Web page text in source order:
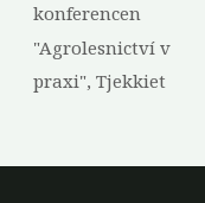
konferencen
"Agrolesnictví v
praxi", Tjekkiet